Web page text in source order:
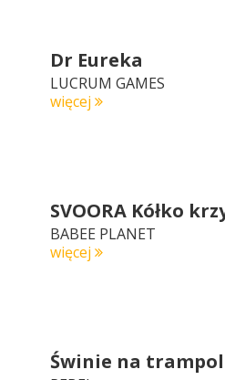
Dr Eureka
LUCRUM GAMES
więcej
SVOORA Kółko
BABEE PLANET
więcej
Świnie na